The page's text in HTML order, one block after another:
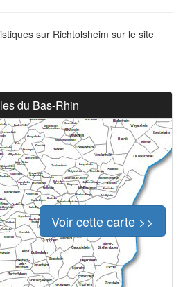
sur Richtolsheim sur le site
du Bas-Rhin
Voir cette carte >>